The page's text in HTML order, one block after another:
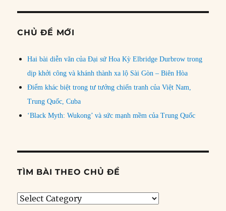
CHỦ ĐỀ MỚI
Hai bài diễn văn của Đại sứ Hoa Kỳ Elbridge Durbrow trong
dịp khởi công và khánh thành xa lộ Sài Gòn – Biên Hòa
Điểm khác biệt trong tư tưởng chiến tranh của Việt Nam,
Trung Quốc, Cuba
‘Black Myth: Wukong’ và sức mạnh mềm của Trung Quốc
TÌM BÀI THEO CHỦ ĐỀ
Tìm